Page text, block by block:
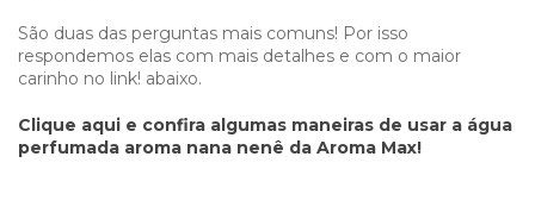
São duas das perguntas mais comuns! Por isso
respondemos elas com mais detalhes e com o maior
carinho no link! abaixo.
Clique aqui e confira algumas maneiras de usar a água
perfumada aroma nana nenê da Aroma Max!